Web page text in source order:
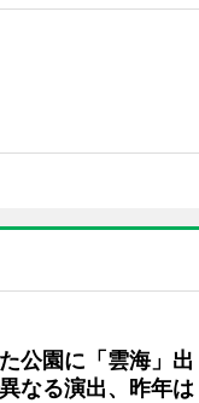
公園に「雲海」出
なる演出、昨年は